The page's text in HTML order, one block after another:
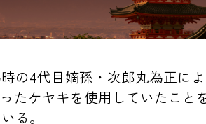
の4代目嫡孫・次郎丸為正に
たケヤキを使用していたこ
る。